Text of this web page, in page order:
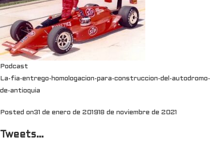
Podcast
La-fia-entrego-homologacion-para-construccion-del-autodromo-
de-antioquia
Posted on31 de enero de 201918 de noviembre de 2021
Tweets…